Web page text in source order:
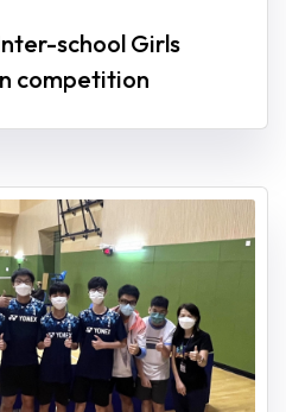
school Girls
competition